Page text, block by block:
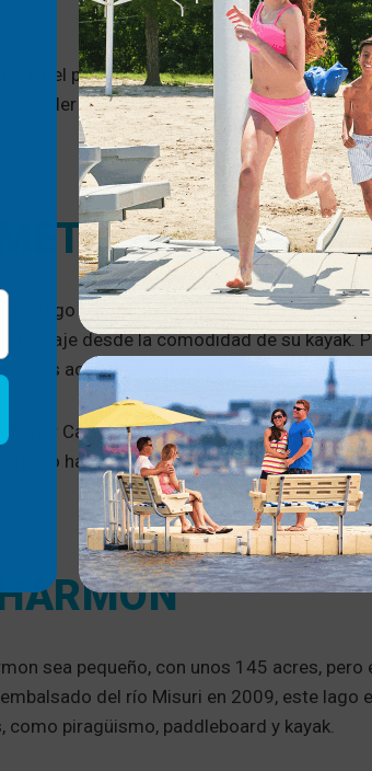
del paisaje, pruebe a navegar en kayak
alquiler de kayaks y lanzaderas a lo
en el lago Metigoshe. El sendero para
paisaje desde la comodidad de su kayak.
actividades durante los meses de
por Canoe Trail, tendrá que portear en
río hasta el siguiente punto. Así podrá
sea pequeño, con unos 145 acres,
del río Misuri en 2009, este
como piragüismo, paddleboard y kayak.